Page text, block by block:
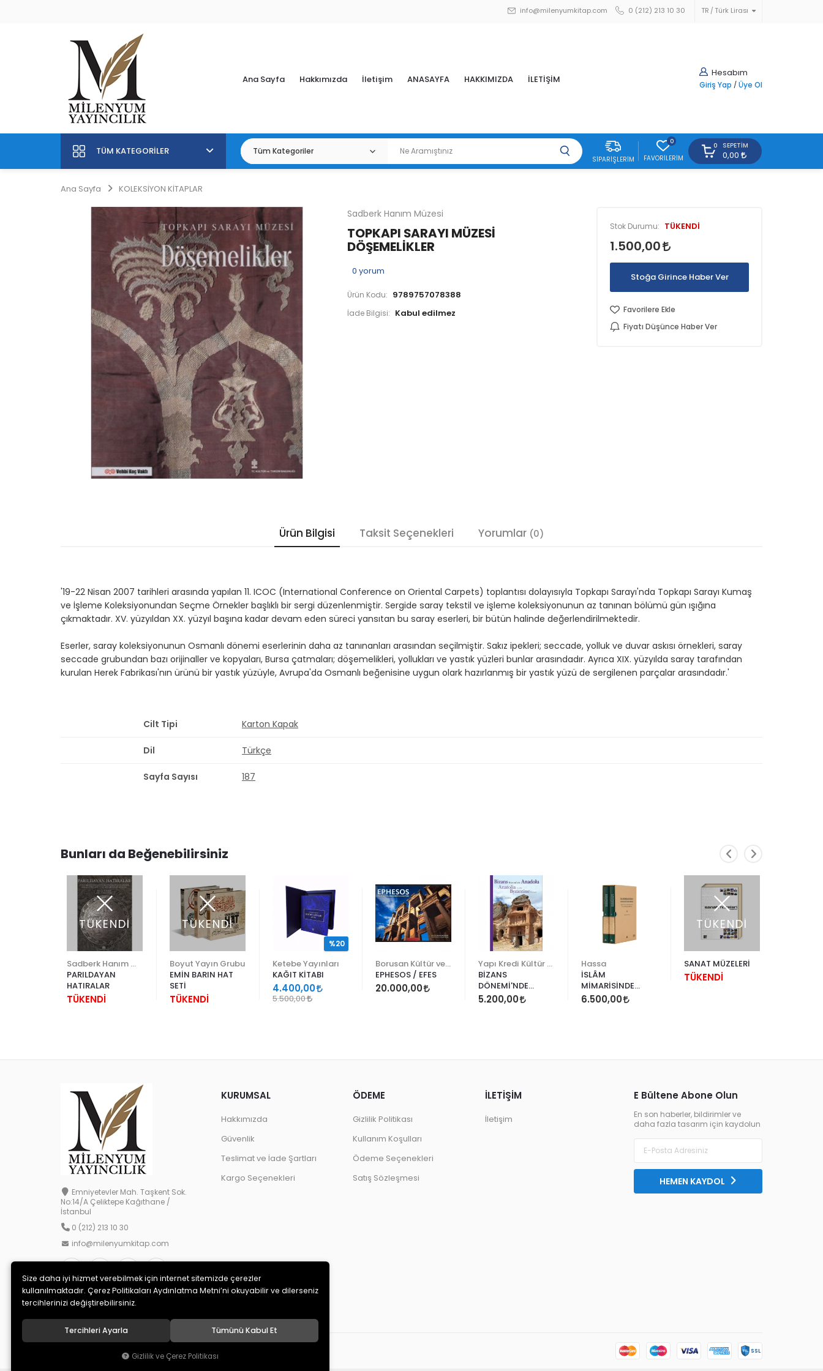
TR Türk Lirası
info@milenyumkitap.com 0 (212) 213 10 30
Hesabım
Giriş Yap / Üye Ol
Ana Sayfa Hakkımızda İletişim ANASAYFA HAKKIMIZDA İLETİŞİM
TÜM KATEGORILER
SIPARIŞLERIM
0
FAVORILERIM
0 SEPETIM
0,00
Ana Sayfa KOLEKSİYON KİTAPLAR
Sadberk Hanım Müzesi
TOPKAPI SARAYI MÜZESİ
DÖŞEMELİKLER
0 yorum
Ürün Kodu: 9789757078388
İade Bilgisi:
Stok Durumu: TÜKENDİ
1.500,00
Stoğa Girince Haber Ver
Favorilere Ekle
Fiyatı Düşünce Haber Ver
Ürün Bilgisi Taksit Seçenekleri Yorumlar (0)
'19-22 Nisan 2007 tarihleri arasında yapılan 11. ICOC (International Conference on Oriental Carpets) toplantısı dolayısıyla Topkapı Sarayı'nda Topkapı Sarayı Kumaş
ve İşleme Koleksiyonundan Seçme Örnekler başlıklı bir sergi düzenlenmiştir. Sergide saray tekstil ve işleme koleksiyonunun az tanınan bölümü gün ışığına
çıkmaktadır. XV. yüzyıldan XX. yüzyıl başına kadar devam eden süreci yansıtan bu saray eserleri, bir bütün halinde değerlendirilmektedir.
Eserler, saray koleksiyonunun Osmanlı dönemi eserlerinin daha az tanınanları arasından seçilmiştir. Sakız ipekleri; seccade, yolluk ve duvar askısı örnekleri, saray
seccade grubundan bazı orijinaller ve kopyaları, Bursa çatmaları; döşemelikleri, yollukları ve yastık yüzleri bunlar arasındadır. Ayrıca XIX. yüzyılda saray tarafından
kurulan Herek Fabrikası'nın ürünü bir yastık yüzüyle, Avrupa'da Osmanlı beğenisine uygun olark hazırlanmış bir yastık yüzü de sergilenen parçalar arasındadır.'
Cilt Tipi Karton Kapak
Dil Türkçe
Sayfa Sayısı 187
Bunları da Beğenebilirsiniz
TÜKENDİ
PARILDAYAN
HATIRALAR
TÜKENDİ
TÜKENDİ
Boyut Yayın Grubu
EMİN BARIN HAT
SETİ
TÜKENDİ
Ketebe Yayınları
KAĞIT KİTABI
4.400,00
5.500,00
%20
EPHESOS / EFES
20.000,00
BİZANS
DÖNEMİ'NDE
ANADOLU (CİLTLİ)
5.200,00
Hassa
İSLÂM
MİMARİSİNDE
HENDESÎ DESENLER
6.500,00
TÜKENDİ
SANAT MÜZELERİ
TÜKENDİ
Emniyetevler Mah. Taşkent Sok.
No:14/A Çeliktepe Kağıthane /
İstanbul
0 (212) 213 10 30
info@milenyumkitap.com
E Bültene Abone Olun
En son haberler, bildirimler ve
daha fazla tasarım için kaydolun
HEMEN KAYDOL
KURUMSAL
Hakkımızda
Güvenlik
Teslimat ve İade Şartları
Kargo Seçenekleri
ÖDEME
Gizlilik Politikası
Kullanım Koşulları
Ödeme Seçenekleri
Satış Sözleşmesi
İLETİŞİM
İletişim
Size daha iyi hizmet verebilmek için internet sitemizde çerezler
kullanılmaktadır. Çerez Politikaları Aydınlatma Metni’ni okuyabilir ve dilerseniz
tercihlerinizi değiştirebilirsiniz.
Tercihleri Ayarla Tümünü Kabul Et
Gizlilik ve Çerez Politikası